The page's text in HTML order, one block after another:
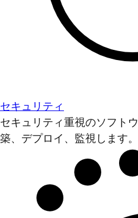
セキュリティ
セキュリティ重視のソフト
築、デプロイ、監視します。